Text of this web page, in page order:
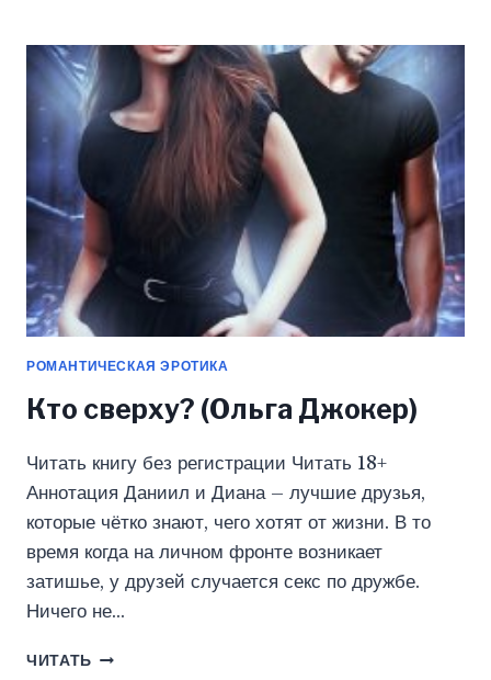
ДЖОКЕР)
РОМАНТИЧЕСКАЯ ЭРОТИКА
Кто сверху? (Ольга Джокер)
Читать книгу без регистрации Читать 18+
Аннотация Даниил и Диана – лучшие друзья,
которые чётко знают, чего хотят от жизни. В то
время когда на личном фронте возникает
затишье, у друзей случается секс по дружбе.
Ничего не…
ЧИТАТЬ КТО